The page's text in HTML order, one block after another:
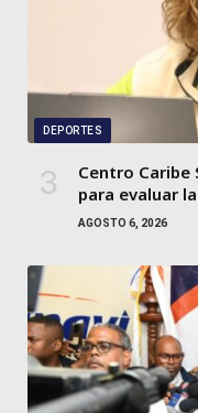
DEPORTES
Centro Caribe
para evaluar
AGOSTO 6, 2026